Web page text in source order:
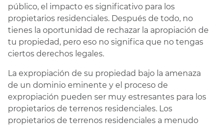
público, el impacto es significativo para los
propietarios residenciales. Después de todo, no
tienes la oportunidad de rechazar la apropiación de
tu propiedad, pero eso no significa que no tengas
ciertos derechos legales.
La expropiación de su propiedad bajo la amenaza
de un dominio eminente y el proceso de
expropiación pueden ser muy estresantes para los
propietarios de terrenos residenciales. Los
propietarios de terrenos residenciales a menudo